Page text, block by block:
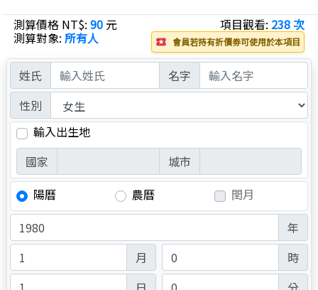
測算價格 NT$: 90 元 項目觀看: 238 次
測算對象: 所有人 local_play 會員若持有折價劵可使用於本項目
姓氏
名字
性別
輸入出生地
國家
城市
陽曆
農曆
閏月
年
月
時